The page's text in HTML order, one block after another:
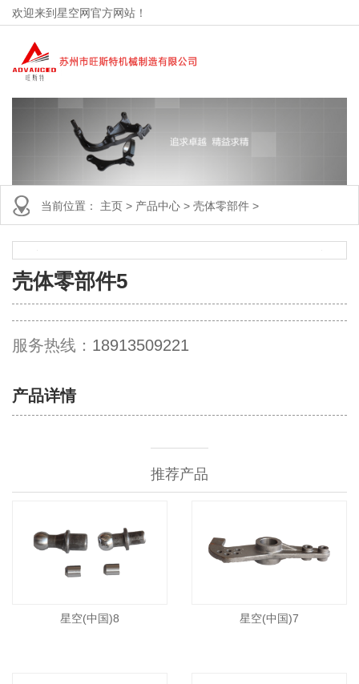
欢迎来到星空网官方网站！
当前位置： 主页 > 产品中心 > 壳体零部件 >
壳体零部件5
服务热线： 18913509221
产品详情
推荐产品
星空(中国)8 星空(中国)7